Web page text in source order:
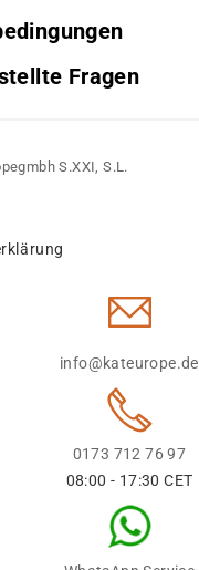
Fragen
S.XXI, S.L.
info@kateurope.de
0173 712 76 97
08:00 - 17:30 CET